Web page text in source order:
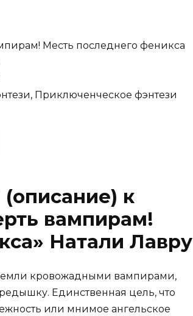
Месть последнего феникса
Приключенческое фэнтези
к
вампирам!
Натали Лавру
земли кровожадными вампирами,
Единственная цель, что
или мнимое ангельское